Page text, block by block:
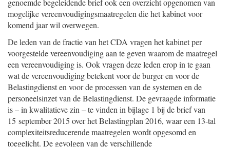
genoemde begeleidende brief ook een overzicht opgenomen van
mogelijke vereenvoudigingsmaatregelen die het kabinet voor
komend jaar wil overwegen.
De leden van de fractie van het CDA vragen het kabinet per
voorgestelde vereenvoudiging aan te geven waarom de maatregel
een vereenvoudiging is. Ook vragen deze leden erop in te gaan
wat de vereenvoudiging betekent voor de burger en voor de
Belastingdienst en voor de processen van de systemen en de
personeelsinzet van de Belastingdienst. De gevraagde informatie
is – in kwalitatieve zin – te vinden in bijlage 1 bij de brief van
15 september 2015 over het Belastingplan 2016, waar een 13-tal
complexiteitsreducerende maatregelen wordt opgesomd en
toegelicht. De gevolgen van de verschillende